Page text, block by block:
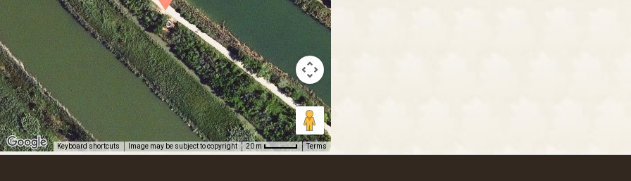
Keyboard shortcuts Image may be subject to copyright 20 m Terms